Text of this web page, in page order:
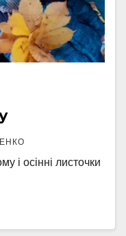
і осінні листочки